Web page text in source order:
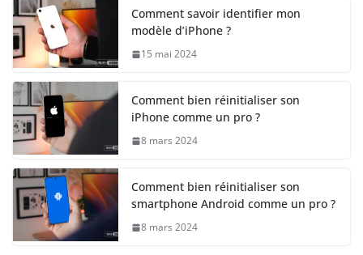
Comment savoir identifier mon
modèle d’iPhone ?
15 mai 2024
Comment bien réinitialiser son
iPhone comme un pro ?
8 mars 2024
Comment bien réinitialiser son
smartphone Android comme un pro ?
8 mars 2024